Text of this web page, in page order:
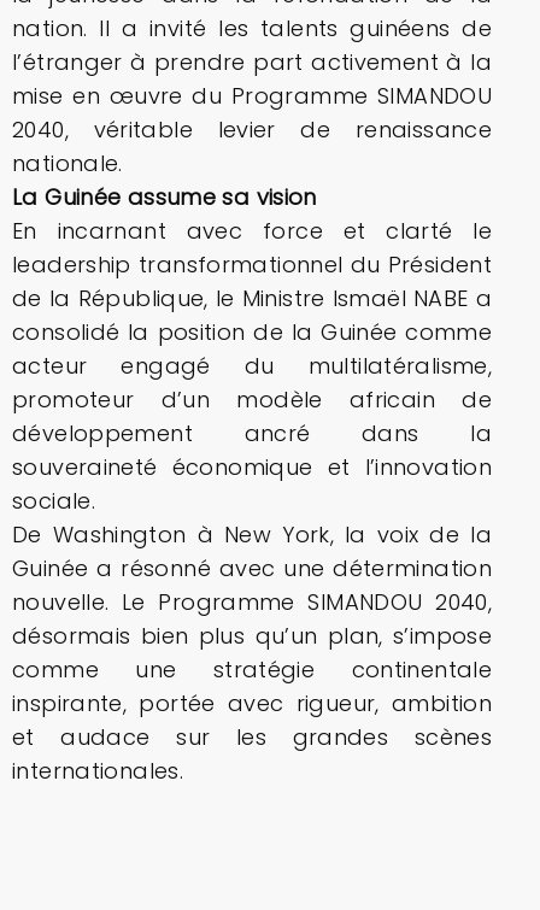
nation. Il a invité les talents guinéens de
l’étranger à prendre part activement à la
mise en œuvre du Programme SIMANDOU
2040, véritable levier de renaissance
nationale.
La Guinée assume sa vision
En incarnant avec force et clarté le
leadership transformationnel du Président
de la République, le Ministre Ismaël NABE a
consolidé la position de la Guinée comme
acteur engagé du multilatéralisme,
promoteur d’un modèle africain de
développement ancré dans la
souveraineté économique et l’innovation
sociale.
De Washington à New York, la voix de la
Guinée a résonné avec une détermination
nouvelle. Le Programme SIMANDOU 2040,
désormais bien plus qu’un plan, s’impose
comme une stratégie continentale
inspirante, portée avec rigueur, ambition
et audace sur les grandes scènes
internationales.